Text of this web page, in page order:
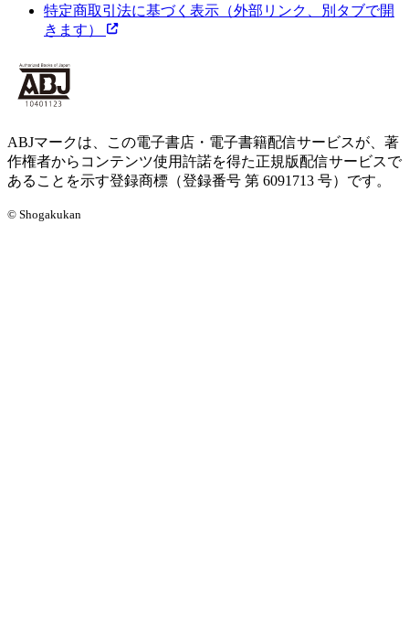
特定商取引法に基づく表示 （外部リンク、別タブで開
きます）
ABJマークは、この電子書店・電子書籍配信サービスが、著
作権者からコンテンツ使用許諾を得た正規版配信サービスで
あることを示す登録商標（登録番号 第 6091713 号）です。
© Shogakukan